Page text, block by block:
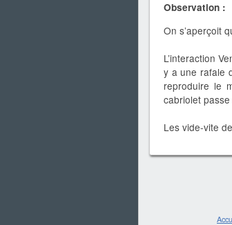
Observation :
On s’aperçoit
L’interaction
y a une rafale
reproduire le
cabriolet
Les vide-vite